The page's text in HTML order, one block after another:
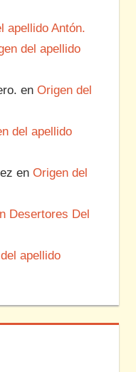
apellido Antón.
del apellido
en Origen del
del apellido
en Origen del
Desertores Del
apellido